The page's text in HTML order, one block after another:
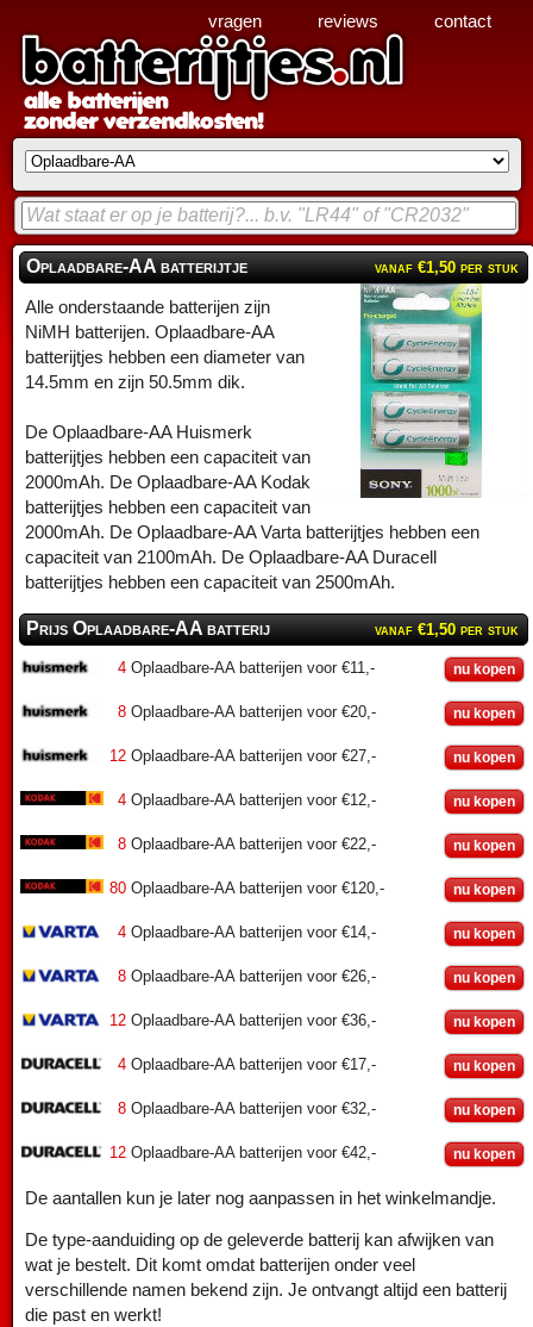
Oplaadbare-AA batterijtje vanaf €1,50 per stuk
Alle onderstaande batterijen zijn
NiMH batterijen. Oplaadbare-AA
batterijtjes hebben een diameter van
14.5mm en zijn 50.5mm dik.
De Oplaadbare-AA Huismerk
batterijtjes hebben een capaciteit van
2000mAh. De Oplaadbare-AA Kodak
batterijtjes hebben een capaciteit van
2000mAh. De Oplaadbare-AA Varta batterijtjes hebben een
capaciteit van 2100mAh. De Oplaadbare-AA Duracell
batterijtjes hebben een capaciteit van 2500mAh.
Prijs Oplaadbare-AA batterij vanaf €1,50 per stuk
4 Oplaadbare-AA batterijen voor €11,- nu kopen
8 Oplaadbare-AA batterijen voor €20,- nu kopen
12 Oplaadbare-AA batterijen voor €27,- nu kopen
4 Oplaadbare-AA batterijen voor €12,- nu kopen
8 Oplaadbare-AA batterijen voor €22,- nu kopen
80 Oplaadbare-AA batterijen voor €120,- nu kopen
4 Oplaadbare-AA batterijen voor €14,- nu kopen
8 Oplaadbare-AA batterijen voor €26,- nu kopen
12 Oplaadbare-AA batterijen voor €36,- nu kopen
4 Oplaadbare-AA batterijen voor €17,- nu kopen
8 Oplaadbare-AA batterijen voor €32,- nu kopen
12 Oplaadbare-AA batterijen voor €42,- nu kopen
De aantallen kun je later nog aanpassen in het winkelmandje.
De type-aanduiding op de geleverde batterij kan afwijken van
wat je bestelt. Dit komt omdat batterijen onder veel
verschillende namen bekend zijn. Je ontvangt altijd een batterij
die past en werkt!
vragen reviews contact